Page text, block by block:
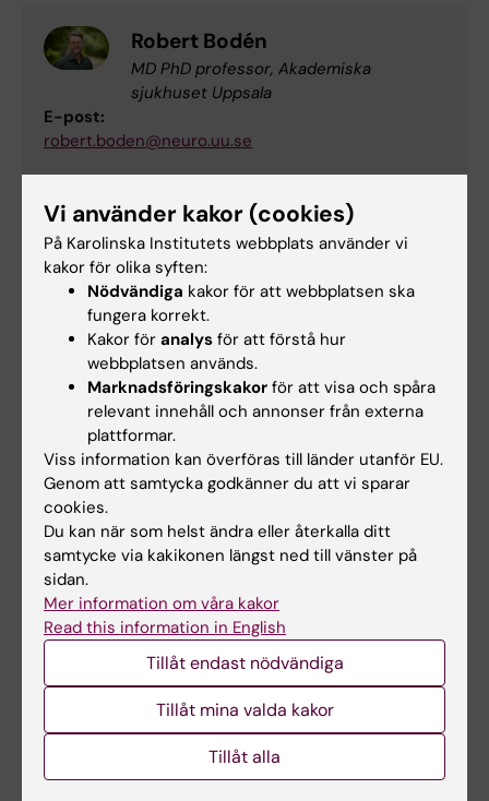
Robert Bodén
MD PhD professor, Akademiska
sjukhuset Uppsala
E-post:
robert.boden@neuro.uu.se
Opokua Britton Cavaco
Forskningskoordinator/forskningssköterska,
CPF PET
E-post:
opokua.britton.cavaco@ki.se
Carl Johan Ekman
Adjungerad Adjunkt
E-post:
carljohan.ekman@ki.se
Daniel Giglio
MD, PhD, docent, Sahlgenska akademin,
Göteborg
daniel.giglio@pharm.gu.se
Mikael Landén
Vi använder kakor (cookies)
På Karolinska Institutets webbplats använder vi
kakor för olika syften:
Nödvändiga kakor för att webbplatsen ska
fungera korrekt.
Kakor för analys för att förstå hur
webbplatsen används.
Marknadsföringskakor för att visa och spåra
relevant innehåll och annonser från externa
plattformar.
Viss information kan överföras till länder utanför EU.
Genom att samtycka godkänner du att vi sparar
cookies.
Du kan när som helst ändra eller återkalla ditt
samtycke via kakikonen längst ned till vänster på
sidan.
Mer information om våra kakor
Read this information in English
Tillåt endast nödvändiga
Tillåt mina valda kakor
Tillåt alla